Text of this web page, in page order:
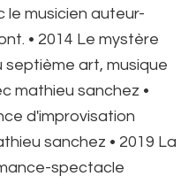
musicien auteur-
• 2014 Le mystère
art, musique
mathieu sanchez •
d'improvisation
sanchez • 2019 La
spectacle